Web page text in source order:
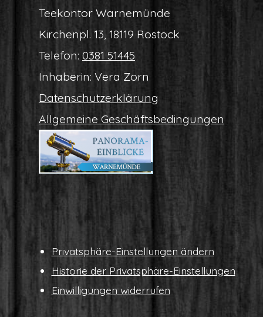
Tee­kon­tor Warnemünde
Kir­chen­pl. 13, 18119 Rostock
Tele­fon: 0381 51445
Inha­be­rin: Vera Zorn
Daten­schutz­er­klä­rung
All­ge­mei­ne Geschäftsbedingungen
Pri­vat­sphä­re-Ein­stel­lun­gen ändern
His­to­rie der Privatsphäre-Einstellungen
Ein­wil­li­gun­gen widerrufen